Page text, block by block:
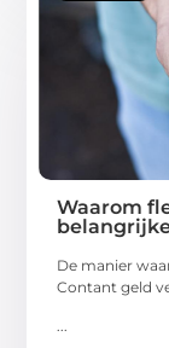
Waarom
De manier
Contant geld
...